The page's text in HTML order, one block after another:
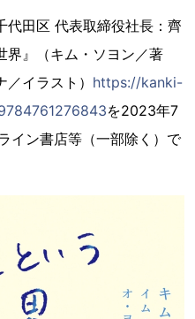
代田区 代表取締役社長：齊
界』（キム・ソヨン／著
イラスト） https://kanki-
を2023年7
イン書店等（一部除く）で